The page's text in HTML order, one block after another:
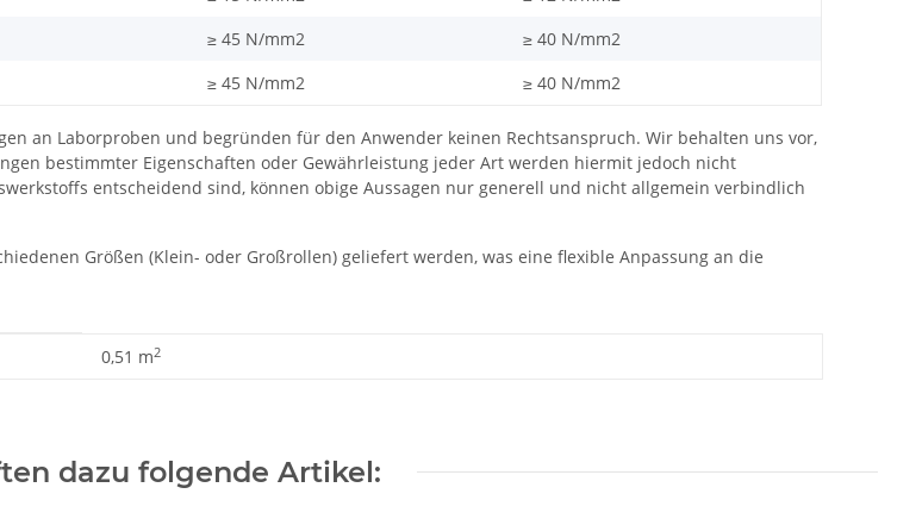
≥ 45 N/mm2
≥ 40 N/mm2
≥ 45 N/mm2 ≥ 40 N/mm2
an Laborproben und begründen für den Anwender keinen Rechtsanspruch. Wir behalten uns vor,
bestimmter Eigenschaften oder Gewährleistung jeder Art werden hiermit jedoch nicht
entscheidend sind, können obige Aussagen nur generell und nicht allgemein verbindlich
Größen (Klein- oder Großrollen) geliefert werden, was eine flexible Anpassung an die
0,51 m2
dazu folgende Artikel: